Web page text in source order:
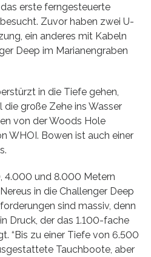
erste ferngesteuerte
Zuvor haben zwei U-
ein anderes mit Kabeln
Deep im Marianengraben
in die Tiefe gehen,
große Zehe ins Wasser
von der Woods Hole
WHOI. Bowen ist auch einer
4.000 und 8.000 Metern
in die Challenger Deep
sind massiv, denn
Druck, der das 1.100-fache
“Bis zu einer Tiefe von 6.500
Tauchboote, aber